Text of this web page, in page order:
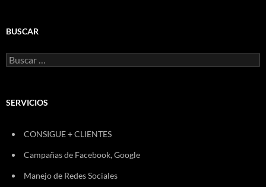
BUSCAR
Buscar:
SERVICIOS
CONSIGUE + CLIENTES
Campañas de Facebook, Google
Manejo de Redes Sociales